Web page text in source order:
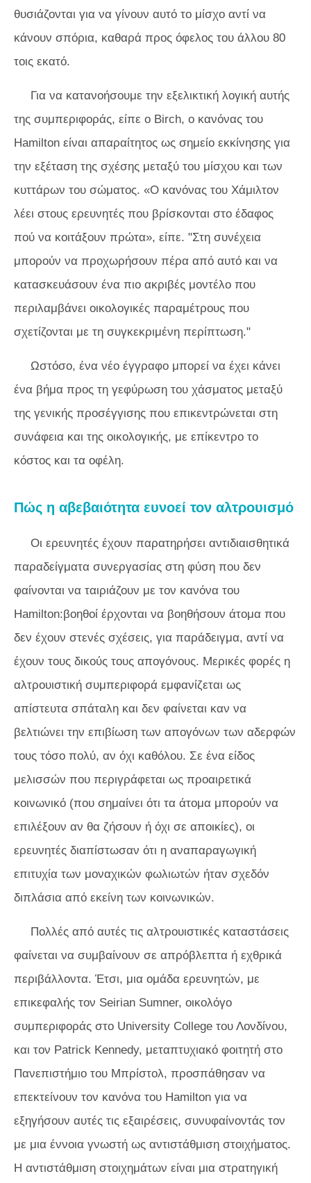
θυσιάζονται για να γίνουν αυτό το μίσχο αντί να
κάνουν σπόρια, καθαρά προς όφελος του άλλου 80
τοις εκατό.
Για να κατανοήσουμε την εξελικτική λογική αυτής
της συμπεριφοράς, είπε ο Birch, ο κανόνας του
Hamilton είναι απαραίτητος ως σημείο εκκίνησης για
την εξέταση της σχέσης μεταξύ του μίσχου και των
κυττάρων του σώματος. «Ο κανόνας του Χάμιλτον
λέει στους ερευνητές που βρίσκονται στο έδαφος
πού να κοιτάξουν πρώτα», είπε. "Στη συνέχεια
μπορούν να προχωρήσουν πέρα ​​από αυτό και να
κατασκευάσουν ένα πιο ακριβές μοντέλο που
περιλαμβάνει οικολογικές παραμέτρους που
σχετίζονται με τη συγκεκριμένη περίπτωση."
Ωστόσο, ένα νέο έγγραφο μπορεί να έχει κάνει
ένα βήμα προς τη γεφύρωση του χάσματος μεταξύ
της γενικής προσέγγισης που επικεντρώνεται στη
συνάφεια και της οικολογικής, με επίκεντρο το
κόστος και τα οφέλη.
Πώς η αβεβαιότητα ευνοεί τον αλτρουισμό
Οι ερευνητές έχουν παρατηρήσει αντιδιαισθητικά
παραδείγματα συνεργασίας στη φύση που δεν
φαίνονται να ταιριάζουν με τον κανόνα του
Hamilton:βοηθοί έρχονται να βοηθήσουν άτομα που
δεν έχουν στενές σχέσεις, για παράδειγμα, αντί να
έχουν τους δικούς τους απογόνους. Μερικές φορές η
αλτρουιστική συμπεριφορά εμφανίζεται ως
απίστευτα σπάταλη και δεν φαίνεται καν να
βελτιώνει την επιβίωση των απογόνων των αδερφών
τους τόσο πολύ, αν όχι καθόλου. Σε ένα είδος
μελισσών που περιγράφεται ως προαιρετικά
κοινωνικό (που σημαίνει ότι τα άτομα μπορούν να
επιλέξουν αν θα ζήσουν ή όχι σε αποικίες), οι
ερευνητές διαπίστωσαν ότι η αναπαραγωγική
επιτυχία των μοναχικών φωλιωτών ήταν σχεδόν
διπλάσια από εκείνη των κοινωνικών.
Πολλές από αυτές τις αλτρουιστικές καταστάσεις
φαίνεται να συμβαίνουν σε απρόβλεπτα ή εχθρικά
περιβάλλοντα. Έτσι, μια ομάδα ερευνητών, με
επικεφαλής τον Seirian Sumner, οικολόγο
συμπεριφοράς στο University College του Λονδίνου,
και τον Patrick Kennedy, μεταπτυχιακό φοιτητή στο
Πανεπιστήμιο του Μπρίστολ, προσπάθησαν να
επεκτείνουν τον κανόνα του Hamilton για να
εξηγήσουν αυτές τις εξαιρέσεις, συνυφαίνοντάς τον
με μια έννοια γνωστή ως αντιστάθμιση στοιχήματος.
Η αντιστάθμιση στοιχημάτων είναι μια στρατηγική